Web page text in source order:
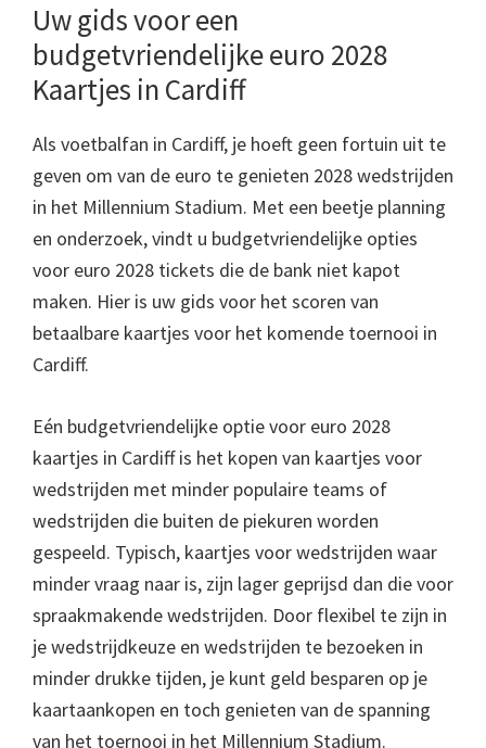
Uw gids voor een
budgetvriendelijke euro 2028
Kaartjes in Cardiff
Als voetbalfan in Cardiff, je hoeft geen fortuin uit te
geven om van de euro te genieten 2028 wedstrijden
in het Millennium Stadium. Met een beetje planning
en onderzoek, vindt u budgetvriendelijke opties
voor euro 2028 tickets die de bank niet kapot
maken. Hier is uw gids voor het scoren van
betaalbare kaartjes voor het komende toernooi in
Cardiff.
Eén budgetvriendelijke optie voor euro 2028
kaartjes in Cardiff is het kopen van kaartjes voor
wedstrijden met minder populaire teams of
wedstrijden die buiten de piekuren worden
gespeeld. Typisch, kaartjes voor wedstrijden waar
minder vraag naar is, zijn lager geprijsd dan die voor
spraakmakende wedstrijden. Door flexibel te zijn in
je wedstrijdkeuze en wedstrijden te bezoeken in
minder drukke tijden, je kunt geld besparen op je
kaartaankopen en toch genieten van de spanning
van het toernooi in het Millennium Stadium.